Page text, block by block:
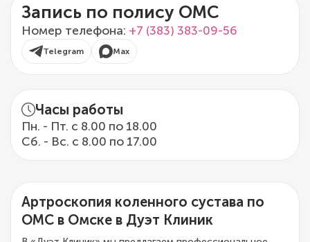
Запись по полису ОМС
Номер телефона: +7 (383) 383-09-56
Telegram Max
Часы работы
Пн. - Пт. с 8.00 по 18.00
Сб. - Вс. с 8.00 по 17.00
Артроскопия коленного сустава по
ОМС в Омске в Дуэт Клиник